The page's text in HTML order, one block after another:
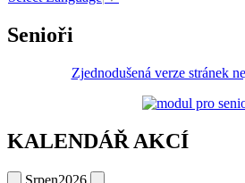
Senioři
Zjednodušená verze stránek
KALENDÁŘ AKCÍ
Srpen2026